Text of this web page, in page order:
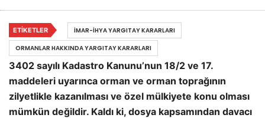
3402 sayılı Kadastro Kanunu’nun 18/2 ve 17.
maddeleri uyarınca orman ve orman toprağının
zilyetlikle kazanılması ve özel mülkiyete konu olması
mümkün değildir. Kaldı ki, dosya kapsamından davacı
ETIKETLER
İMAR-İHYA YARGITAY KARARLARI
ORMANLAR HAKKINDA YARGITAY KARARLARI